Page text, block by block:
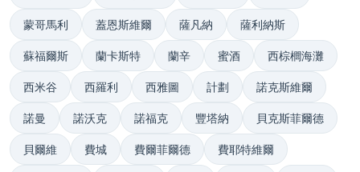
蒙哥馬利 蓋恩斯維爾 薩凡納 薩利納斯
蘇福爾斯 蘭卡斯特 蘭辛 蜜酒 西棕櫚海灘
西米谷 西羅利 西雅圖 計劃 諾克斯維爾
諾曼 諾沃克 諾福克 豐塔納 貝克斯菲爾德
貝爾維 費城 費爾菲爾德 費耶特維爾